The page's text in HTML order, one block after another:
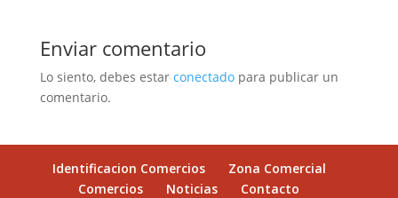
Enviar comentario
Lo siento, debes estar conectadopara publicar un
comentario.
Identificacion Comercios
Zona Comercial
Comercios
Noticias
Contacto